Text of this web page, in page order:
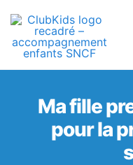
content
ClubKids
Ma fille
pour la
🚨 Nos
Réservez